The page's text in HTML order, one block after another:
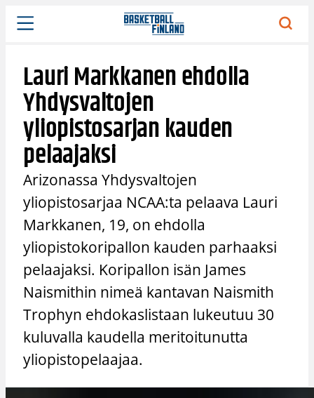
Siirry
sisältöön
Lauri Markkanen ehdolla
Yhdysvaltojen
yliopistosarjan kauden
pelaajaksi
Arizonassa Yhdysvaltojen
yliopistosarjaa NCAA:ta pelaava Lauri
Markkanen, 19, on ehdolla
yliopistokoripallon kauden parhaaksi
pelaajaksi. Koripallon isän James
Naismithin nimeä kantavan Naismith
Trophyn ehdokaslistaan lukeutuu 30
kuluvalla kaudella meritoitunutta
yliopistopelaajaa.